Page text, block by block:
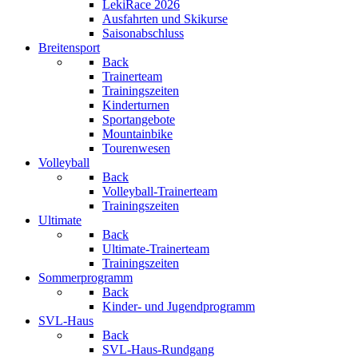
LekiRace 2026
Ausfahrten und Skikurse
Saisonabschluss
Breitensport
Back
Trainerteam
Trainingszeiten
Kinderturnen
Sportangebote
Mountainbike
Tourenwesen
Volleyball
Back
Volleyball-Trainerteam
Trainingszeiten
Ultimate
Back
Ultimate-Trainerteam
Trainingszeiten
Sommerprogramm
Back
Kinder- und Jugendprogramm
SVL-Haus
Back
SVL-Haus-Rundgang